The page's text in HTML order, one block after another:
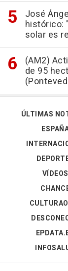
José
histórico:
solar es
(AM2)
de 95
ÚLTIMAS
VÍDEOS